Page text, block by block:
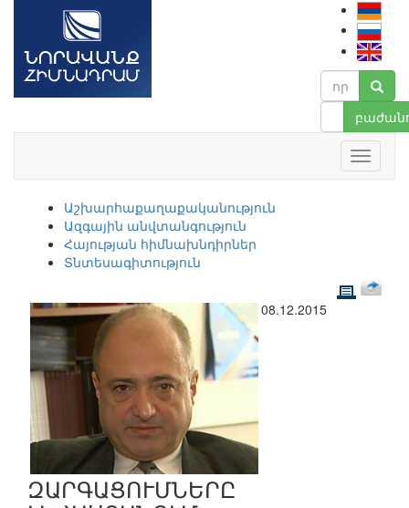
Աշխարհաքաղաքականություն
Ազգային անվտանգություն
Հայության հիմնախնդիրներ
Տնտեսագիտություն
08.12.2015
ԶԱՐԳԱՑՈՒՄՆԵՐԸ